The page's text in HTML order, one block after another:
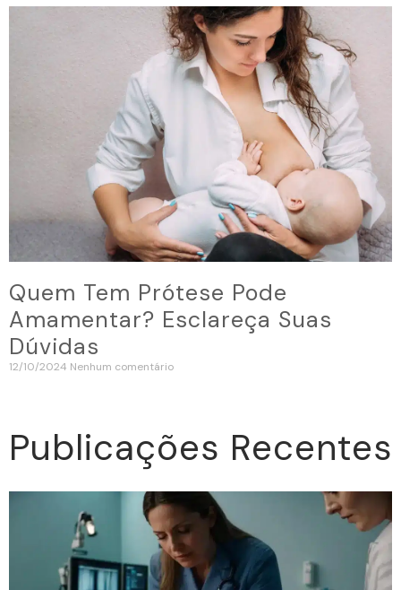
Quem Tem Prótese Pode
Amamentar? Esclareça Suas
Dúvidas
12/10/2024 Nenhum comentário
Publicações Recentes